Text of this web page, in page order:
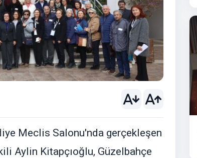
Meclis Salonu'nda gerçekleşen
Aylin Kitapçıoğlu, Güzelbahçe